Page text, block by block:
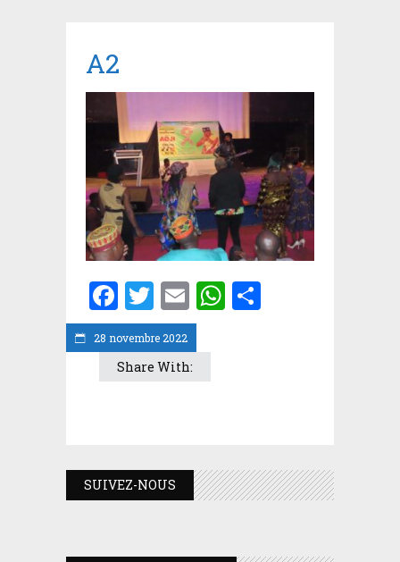
28 novembre 2022
A2
Facebook
Twitter
EmailWhatsApp
Share With:
SUIVEZ-NOUS